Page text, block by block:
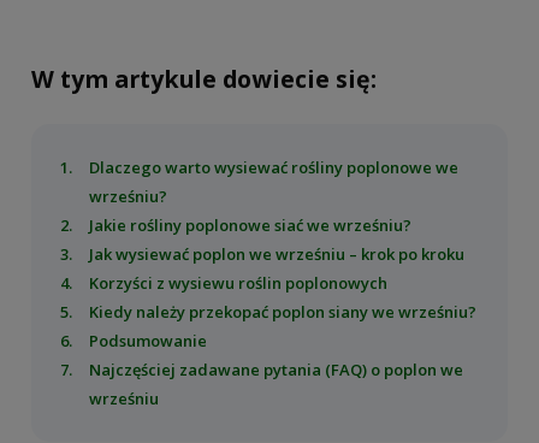
W tym artykule dowiecie się:
Dlaczego warto wysiewać rośliny poplonowe we
wrześniu?
Jakie rośliny poplonowe siać we wrześniu?
Jak wysiewać poplon we wrześniu – krok po kroku
Korzyści z wysiewu roślin poplonowych
Kiedy należy przekopać poplon siany we wrześniu?
Podsumowanie
Najczęściej zadawane pytania (FAQ) o poplon we
wrześniu